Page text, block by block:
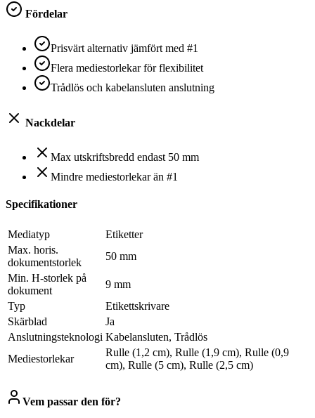
Fördelar
Prisvärt alternativ jämfört med #1
Flera mediestorlekar för flexibilitet
Trådlös och kabelansluten anslutning
Nackdelar
Max utskriftsbredd endast 50 mm
Mindre mediestorlekar än #1
Specifikationer
Mediatyp
Etiketter
Max. horis.
dokumentstorlek
50 mm
Min. H-storlek på
dokument
9 mm
Typ
Etikettskrivare
Skärblad
Ja
Anslutningsteknologi Kabelansluten, Trådlös
Mediestorlekar
Rulle (1,2 cm), Rulle (1,9 cm), Rulle (0,9
cm), Rulle (5 cm), Rulle (2,5 cm)
Vem passar den för?